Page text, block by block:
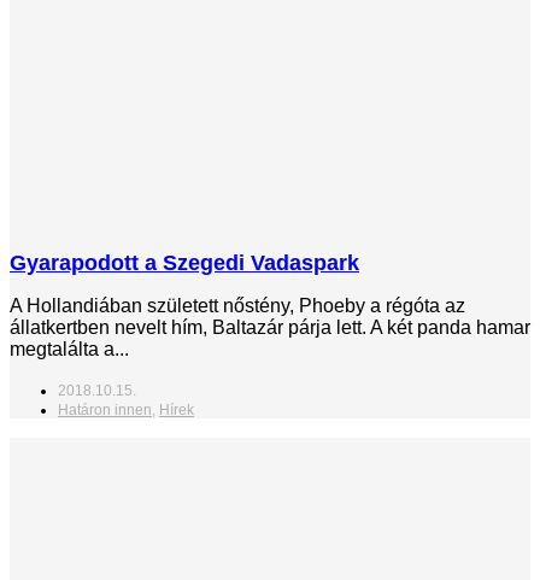
Gyarapodott a Szegedi Vadaspark
A Hollandiában született nőstény, Phoeby a régóta az
állatkertben nevelt hím, Baltazár párja lett. A két panda hamar
megtalálta a...
2018.10.15.
Határon innen Hírek